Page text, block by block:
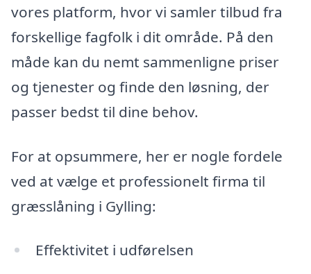
vores platform, hvor vi samler tilbud fra
forskellige fagfolk i dit område. På den
måde kan du nemt sammenligne priser
og tjenester og finde den løsning, der
passer bedst til dine behov.
For at opsummere, her er nogle fordele
ved at vælge et professionelt firma til
græsslåning i Gylling:
Effektivitet i udførelsen